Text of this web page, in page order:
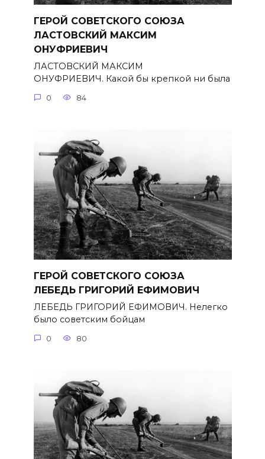
ГЕРОЙ СОВЕТСКОГО СОЮЗА
ЛАСТОВСКИЙ МАКСИМ
ОНУФРИЕВИЧ
ЛАСТОВСКИЙ МАКСИМ
ОНУФРИЕВИЧ. Какой бы крепкой ни была
0 84
ГЕРОЙ СОВЕТСКОГО СОЮЗА
ЛЕБЕДЬ ГРИГОРИЙ ЕФИМОВИЧ
ЛЕБЕДЬ ГРИГОРИЙ ЕФИМОВИЧ. Нелегко
было советским бойцам
0 80